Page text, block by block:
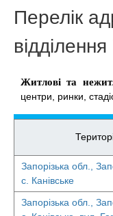
Перелік
Житлові та
центри, ринки,
Запорізька обл.,
с. Канівське
Запорізька обл.,